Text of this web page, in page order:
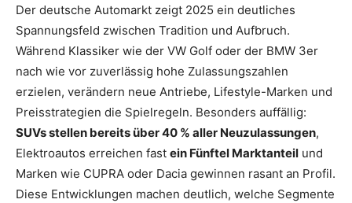
Der deutsche Automarkt zeigt 2025 ein deutliches
Spannungsfeld zwischen Tradition und Aufbruch.
Während Klassiker wie der VW Golf oder der BMW 3er
nach wie vor zuverlässig hohe Zulassungszahlen
erzielen, verändern neue Antriebe, Lifestyle-Marken und
Preisstrategien die Spielregeln. Besonders auffällig:
SUVs stellen bereits über 40 % aller Neuzulassungen,
Elektroautos erreichen fast ein Fünftel Marktanteil und
Marken wie CUPRA oder Dacia gewinnen rasant an Profil.
Diese Entwicklungen machen deutlich, welche Segmente